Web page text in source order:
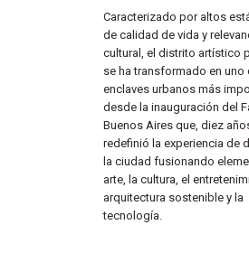
Caracterizado por altos
de calidad de vida y
cultural, el distrito artístico
se ha transformado en uno
enclaves urbanos más
desde la inauguración del
Buenos Aires que, diez
redefinió la experiencia de
la ciudad fusionando
arte, la cultura, el
arquitectura sostenible y la
tecnología.